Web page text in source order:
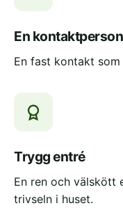
En kontaktperson
En fast kontakt
Trygg entré
En ren och välskött
trivseln i huset.